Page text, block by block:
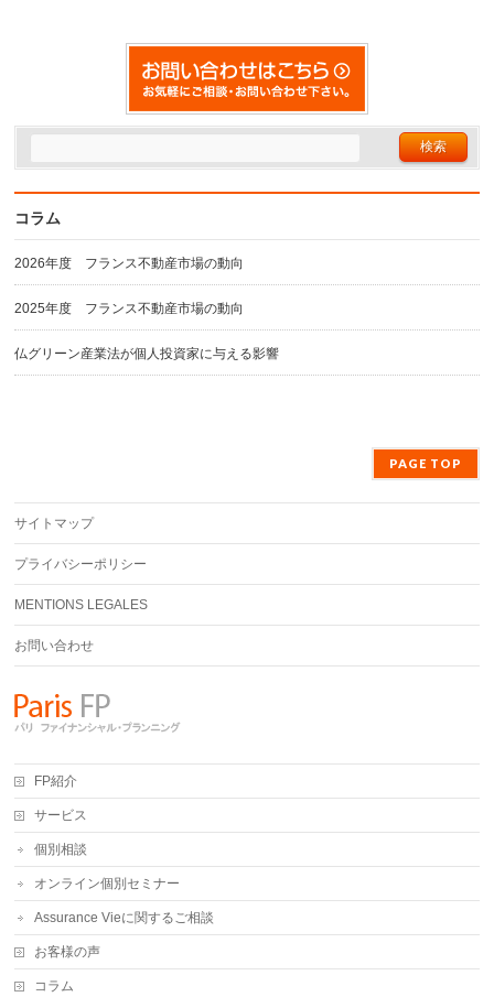
コラム
2026年度 フランス不動産市場の動向
2025年度 フランス不動産市場の動向
仏グリーン産業法が個人投資家に与える影響
PAGE TOP
サイトマップ
プライバシーポリシー
MENTIONS LEGALES
お問い合わせ
FP紹介
サービス
個別相談
オンライン個別セミナー
Assurance Vieに関するご相談
お客様の声
コラム